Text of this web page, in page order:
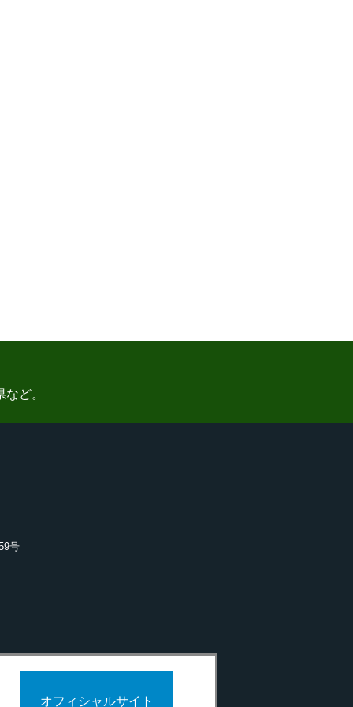
ど。
号
オフィシャルサイト